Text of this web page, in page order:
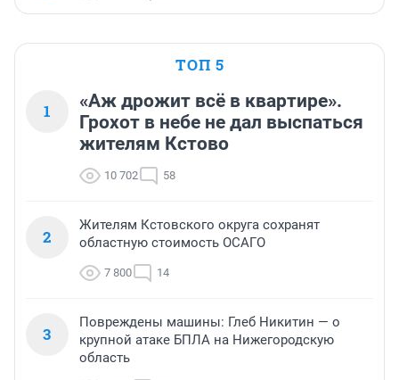
ТОП 5
1
«Аж дрожит всё в квартире».
Грохот в небе не дал выспаться
жителям Кстово
10 702 58
2
Жителям Кстовского округа сохранят
областную стоимость ОСАГО
7 800 14
3
Повреждены машины: Глеб Никитин — о
крупной атаке БПЛА на Нижегородскую
область